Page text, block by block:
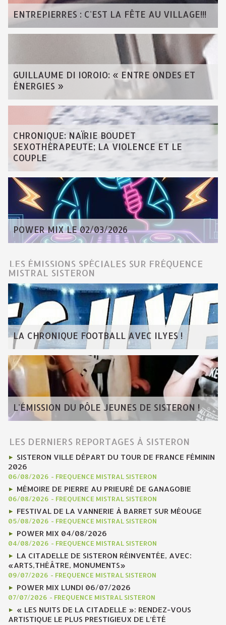
ENTREPIERRES : C'EST LA FÊTE AU VILLAGE!!!
GUILLAUME DI IOROIO: « ENTRE ONDES ET
ÉNERGIES »
CHRONIQUE: NAÏRIE BOUDET
SEXOTHÉRAPEUTE; LA VIOLENCE ET LE
COUPLE
POWER MIX LE 02/03/2026
LES ÉMISSIONS SPÉCIALES SUR FRÉQUENCE
MISTRAL SISTERON
LA CHRONIQUE FOOTBALL AVEC ILYES !
L'ÉMISSION DU PÔLE JEUNES DE SISTERON !
LES DERNIERS REPORTAGES À SISTERON
SISTERON VILLE DÉPART DU TOUR DE FRANCE FÉMININ
2026
06/08/2026 - FREQUENCE MISTRAL SISTERON
MÉMOIRE DE PIERRE AU PRIEURÉ DE GANAGOBIE
06/08/2026 - FREQUENCE MISTRAL SISTERON
FESTIVAL DE LA VANNERIE À BARRET SUR MÉOUGE
05/08/2026 - FREQUENCE MISTRAL SISTERON
POWER MIX 04/08/2026
04/08/2026 - FREQUENCE MISTRAL SISTERON
LA CITADELLE DE SISTERON RÉINVENTÉE, AVEC:
«ARTS,THÉÂTRE, MONUMENTS»
09/07/2026 - FREQUENCE MISTRAL SISTERON
POWER MIX LUNDI 06/07/2026
07/07/2026 - FREQUENCE MISTRAL SISTERON
« LES NUITS DE LA CITADELLE »: RENDEZ-VOUS
ARTISTIQUE LE PLUS PRESTIGIEUX DE L’ÉTÉ